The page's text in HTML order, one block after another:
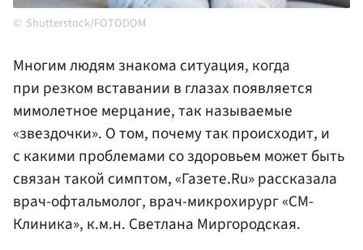
Shutterstock/FOTODOM
Многим людям знакома ситуация, когда
при резком вставании в глазах появляется
мимолетное мерцание, так называемые
«звездочки». О том, почему так происходит, и
с какими проблемами со здоровьем может быть
связан такой симптом, «Газете.Ru» рассказала
врач-офтальмолог, врач-микрохирург «СМ-
Клиника», к.м.н. Светлана Миргородская.